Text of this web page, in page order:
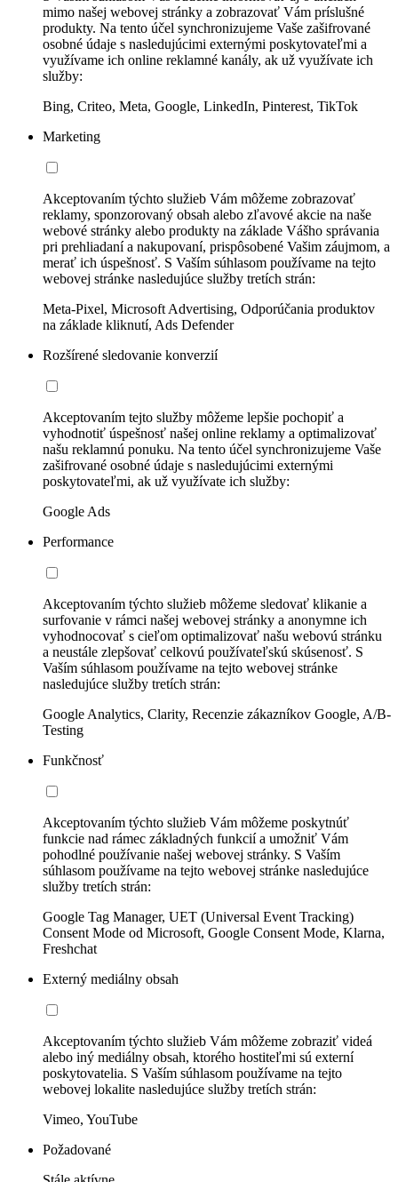
mimo našej webovej stránky a zobrazovať Vám príslušné
produkty. Na tento účel synchronizujeme Vaše zašifrované
osobné údaje s nasledujúcimi externými poskytovateľmi a
využívame ich online reklamné kanály, ak už využívate ich
služby:
Bing, Criteo, Meta, Google, LinkedIn, Pinterest, TikTok
Marketing
Akceptovaním týchto služieb Vám môžeme zobrazovať
reklamy, sponzorovaný obsah alebo zľavové akcie na naše
webové stránky alebo produkty na základe Vášho správania
pri prehliadaní a nakupovaní, prispôsobené Vašim záujmom, a
merať ich úspešnosť. S Vaším súhlasom používame na tejto
webovej stránke nasledujúce služby tretích strán:
Meta-Pixel, Microsoft Advertising, Odporúčania produktov
na základe kliknutí, Ads Defender
Rozšírené sledovanie konverzií
Akceptovaním tejto služby môžeme lepšie pochopiť a
vyhodnotiť úspešnosť našej online reklamy a optimalizovať
našu reklamnú ponuku. Na tento účel synchronizujeme Vaše
zašifrované osobné údaje s nasledujúcimi externými
poskytovateľmi, ak už využívate ich služby:
Google Ads
Performance
Akceptovaním týchto služieb môžeme sledovať klikanie a
surfovanie v rámci našej webovej stránky a anonymne ich
vyhodnocovať s cieľom optimalizovať našu webovú stránku
a neustále zlepšovať celkovú používateľskú skúsenosť. S
Vaším súhlasom používame na tejto webovej stránke
nasledujúce služby tretích strán:
Google Analytics, Clarity, Recenzie zákazníkov Google, A/B-
Testing
Funkčnosť
Akceptovaním týchto služieb Vám môžeme poskytnúť
funkcie nad rámec základných funkcií a umožniť Vám
pohodlné používanie našej webovej stránky. S Vaším
súhlasom používame na tejto webovej stránke nasledujúce
služby tretích strán:
Google Tag Manager, UET (Universal Event Tracking)
Consent Mode od Microsoft, Google Consent Mode, Klarna,
Freshchat
Externý mediálny obsah
Akceptovaním týchto služieb Vám môžeme zobraziť videá
alebo iný mediálny obsah, ktorého hostiteľmi sú externí
poskytovatelia. S Vaším súhlasom používame na tejto
webovej lokalite nasledujúce služby tretích strán:
Vimeo, YouTube
Požadované